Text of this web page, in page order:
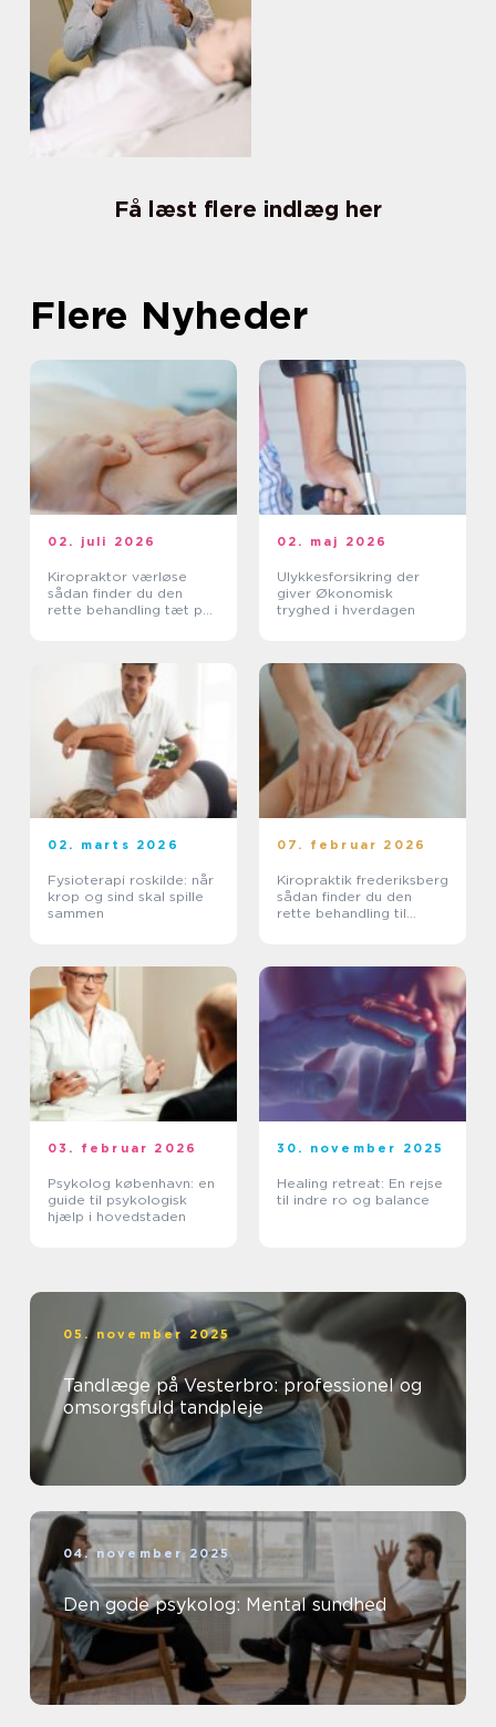
Få læst flere indlæg her
Flere Nyheder
02. juli 2026
Kiropraktor værløse
sådan finder du den
rette behandling tæt på
02. maj 2026
Ulykkesforsikring der
giver Økonomisk
tryghed i hverdagen
02. marts 2026
Fysioterapi roskilde: når
krop og sind skal spille
sammen
07. februar 2026
Kiropraktik frederiksberg
sådan finder du den
rette behandling til
03. februar 2026
Psykolog københavn: en
guide til psykologisk
hjælp i hovedstaden
30. november 2025
Healing retreat: En rejse
til indre ro og balance
05. november 2025
Tandlæge på Vesterbro: professionel og
omsorgsfuld tandpleje
04. november 2025
Den gode psykolog: Mental sundhed